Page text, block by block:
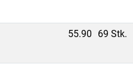
55.90 69 Stk.